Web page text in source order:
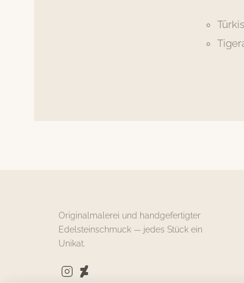
Originalmalerei und handgefertigter
Edelsteinschmuck — jedes Stück ein
Unikat.